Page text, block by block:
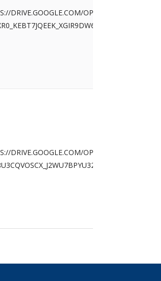
DRIVE.GOOGLE.COM/OPEN?
DRIVE.GOOGLE.COM/OPEN?